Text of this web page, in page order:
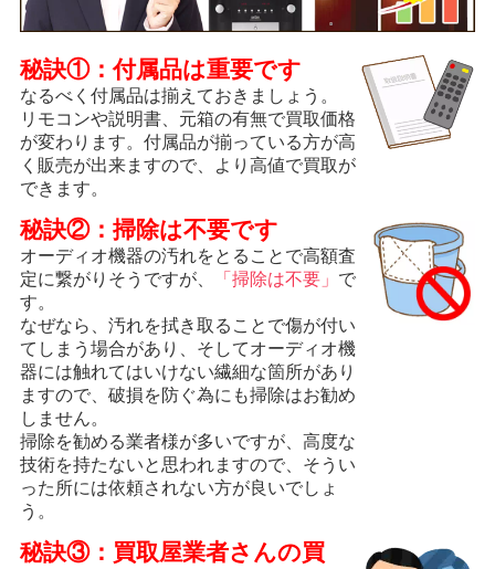
秘訣①：付属品は重要です
なるべく付属品は揃えておきましょう。
リモコンや説明書、元箱の有無で買取価格
が変わります。付属品が揃っている方が高
く販売が出来ますので、より高値で買取が
できます。
秘訣②：掃除は不要です
オーディオ機器の汚れをとることで高額査
定に繋がりそうですが、
「掃除は不要」 で
す。
なぜなら、汚れを拭き取ることで傷が付い
てしまう場合があり、そしてオーディオ機
器には触れてはいけない繊細な箇所があり
ますので、破損を防ぐ為にも掃除はお勧め
しません。
掃除を勧める業者様が多いですが、高度な
技術を持たないと思われますので、そうい
った所には依頼されない方が良いでしょ
う。
秘訣③：買取屋業者さんの買